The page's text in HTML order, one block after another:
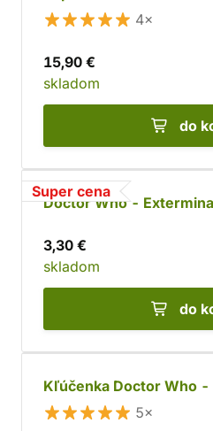
4×
15,90 €
skladom
do
Super cena
Doctor Who -
3,30 €
skladom
do
Kľúčenka Doctor Who -
5×